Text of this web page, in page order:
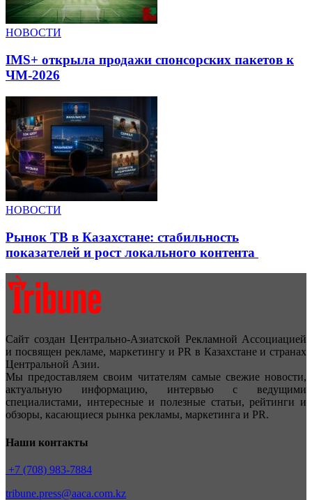
НОВОСТИ
IMS+ открыла продажи спонсорских пакетов к
ЧМ-2026
НОВОСТИ
Рынок ТВ в Казахстане: стабильность
показателей и рост локального контента
Сайт создан Центрально-Азиатской Рекламной Ассоциацией
и посвящен рекламе, маркетингу и PR в Казахстане и странах
Центральной Азии.
Мы предоставляем своим читателям самые свежие новости,
актуальную информацию, интервью с ведущими
специалистами, интересные и полезные статьи, рейтинги и
обзоры, касающиеся рынка рекламы, маркетинга и PR.
Наши контакты
+7 (708) 983-7884
tribune.press@aaca.com.kz